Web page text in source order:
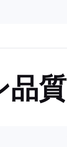
品質